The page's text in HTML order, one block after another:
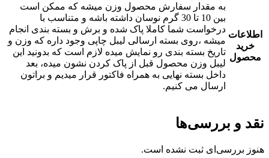
اطلاعات
خرید
محصول
به مقدار سفارش محصول وزن میشه که ممکن است
بین 10 تا 30 گرم نوسان داشته باشه و متناسب با
درخواست شما کاملا پاک شده و برش و بسته بندی انجام
میشه ،روی بسته ارسالی لیبل چاپی وجود داره که وزن و
تاریخ بسته بندی رو نمایش میده لازم است که بدونید این
لیبل وزن محصول قبل از پاک کردن نشون میده، بعد
داخل بسته نهایی به همراه فاکتور قرار میدیم و براتون
ارسال می کنیم.
نقد و بررسی‌ها
هنوز بررسی‌ای ثبت نشده است.